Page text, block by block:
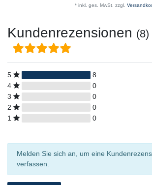
* inkl. ges. MwSt. zzgl.
Kundenrezensionen (8)
5
8
4
0
3
0
2
0
1
0
Melden Sie sich an, um eine
verfassen.